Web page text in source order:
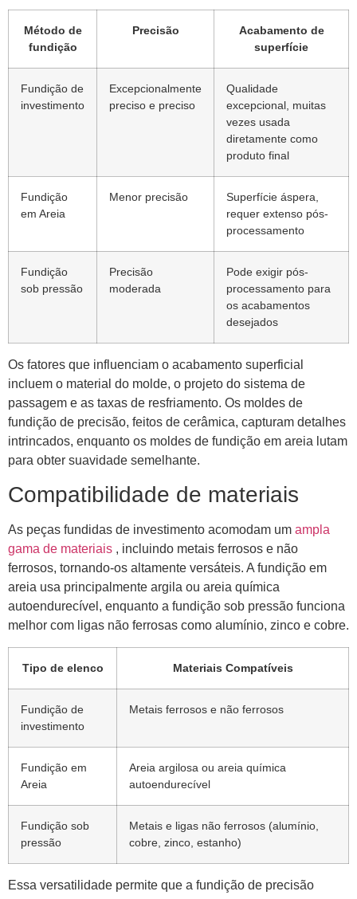
Método de
fundição
Precisão
Acabamento de
superfície
Fundição de
investimento
Excepcionalmente
preciso e preciso
Qualidade
excepcional, muitas
vezes usada
diretamente como
produto final
Fundição
em Areia
Menor precisão
Superfície áspera,
requer extenso pós-
processamento
Fundição
sob pressão
Precisão
moderada
Pode exigir pós-
processamento para
os acabamentos
desejados
Os fatores que influenciam o acabamento superficial
incluem o material do molde, o projeto do sistema de
passagem e as taxas de resfriamento. Os moldes de
fundição de precisão, feitos de cerâmica, capturam detalhes
intrincados, enquanto os moldes de fundição em areia lutam
para obter suavidade semelhante.
Compatibilidade de materiais
As peças fundidas de investimento acomodam um ampla
gama de materiais , incluindo metais ferrosos e não
ferrosos, tornando-os altamente versáteis. A fundição em
areia usa principalmente argila ou areia química
autoendurecível, enquanto a fundição sob pressão funciona
melhor com ligas não ferrosas como alumínio, zinco e cobre.
Tipo de elenco Materiais Compatíveis
Fundição de
investimento
Metais ferrosos e não ferrosos
Fundição em
Areia
Areia argilosa ou areia química
autoendurecível
Fundição sob
pressão
Metais e ligas não ferrosos (alumínio,
cobre, zinco, estanho)
Essa versatilidade permite que a fundição de precisão